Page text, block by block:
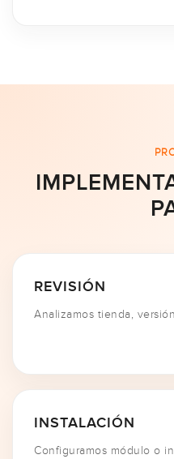
REVISIÓN
Analizamos tienda,
INSTALACIÓN
Configuramos módulo o